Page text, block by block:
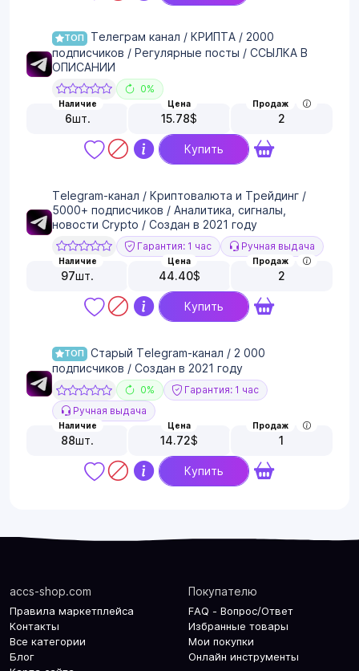
ТОП
Телеграм канал / КРИПТА / 2000
подписчиков / Регулярные посты / ССЫЛКА В
ОПИСАНИИ
0%
Наличие
6шт.
Цена
15.78$
Продаж
2
Купить
Telegram-канал / Криптовалюта и Трейдинг /
5000+ подписчиков / Аналитика, сигналы,
новости Crypto / Создан в 2021 году
Гарантия: 1 час Ручная выдача
Наличие
97шт.
Цена
44.40$
Продаж
2
Купить
ТОП
Старый Telegram-канал / 2 000
подписчиков / Создан в 2021 году
0%
Гарантия: 1 час
Ручная выдача
Наличие
88шт.
Цена
14.72$
Продаж
1
Купить
accs-shop.com
Правила маркетплейса
Контакты
Все категории
Блог
Покупателю
FAQ - Вопрос/Ответ
Избранные товары
Мои покупки
Онлайн инструменты